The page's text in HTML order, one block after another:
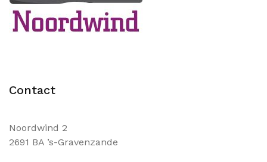
Contact
Noordwind 2
2691 BA ’s-Gravenzande